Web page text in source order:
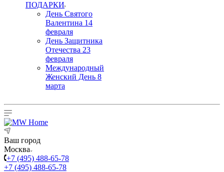
ПОДАРКИ
День Святого
Валентина 14
февраля
День Защитника
Отечества 23
февраля
Международный
Женский День 8
марта
Ваш город
Москва
+7 (495) 488-65-78
+7 (495) 488-65-78